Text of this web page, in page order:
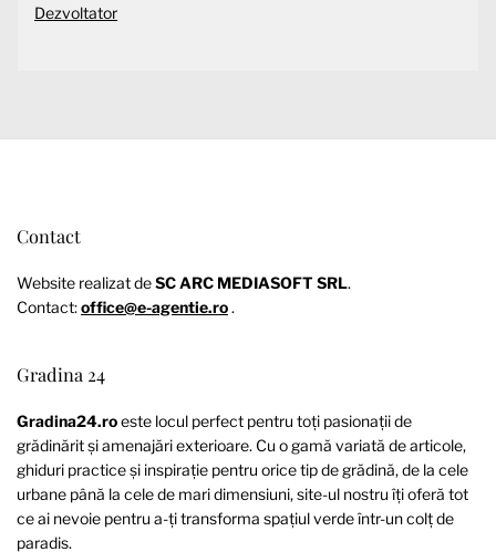
Dezvoltator
Contact
Website realizat deSC ARC MEDIASOFT SRL.
Contact:office@e-agentie.ro.
Gradina 24
Gradina24.roeste locul perfect pentru toți pasionații de
grădinărit și amenajări exterioare. Cu o gamă variată de articole,
ghiduri practice și inspirație pentru orice tip de grădină, de la cele
urbane până la cele de mari dimensiuni, site-ul nostru îți oferă tot
ce ai nevoie pentru a-ți transforma spațiul verde într-un colț de
paradis.